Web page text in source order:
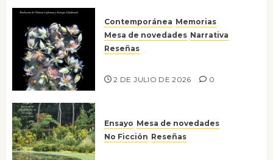
Contemporánea Memorias
Mesa de novedades Narrativa
Reseñas
2 DE JULIO DE 2026 0
Ensayo Mesa de novedades
No Ficción Reseñas